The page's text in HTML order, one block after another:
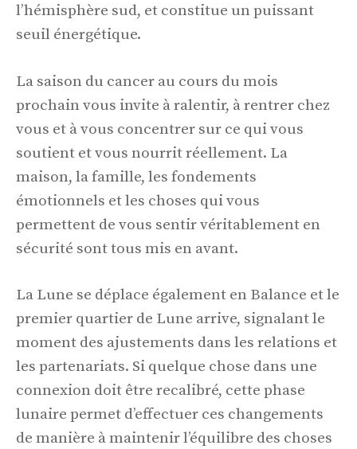
l’hémisphère sud, et constitue un puissant
seuil énergétique.
La saison du cancer au cours du mois
prochain vous invite à ralentir, à rentrer chez
vous et à vous concentrer sur ce qui vous
soutient et vous nourrit réellement. La
maison, la famille, les fondements
émotionnels et les choses qui vous
permettent de vous sentir véritablement en
sécurité sont tous mis en avant.
La Lune se déplace également en Balance et le
premier quartier de Lune arrive, signalant le
moment des ajustements dans les relations et
les partenariats. Si quelque chose dans une
connexion doit être recalibré, cette phase
lunaire permet d’effectuer ces changements
de manière à maintenir l’équilibre des choses